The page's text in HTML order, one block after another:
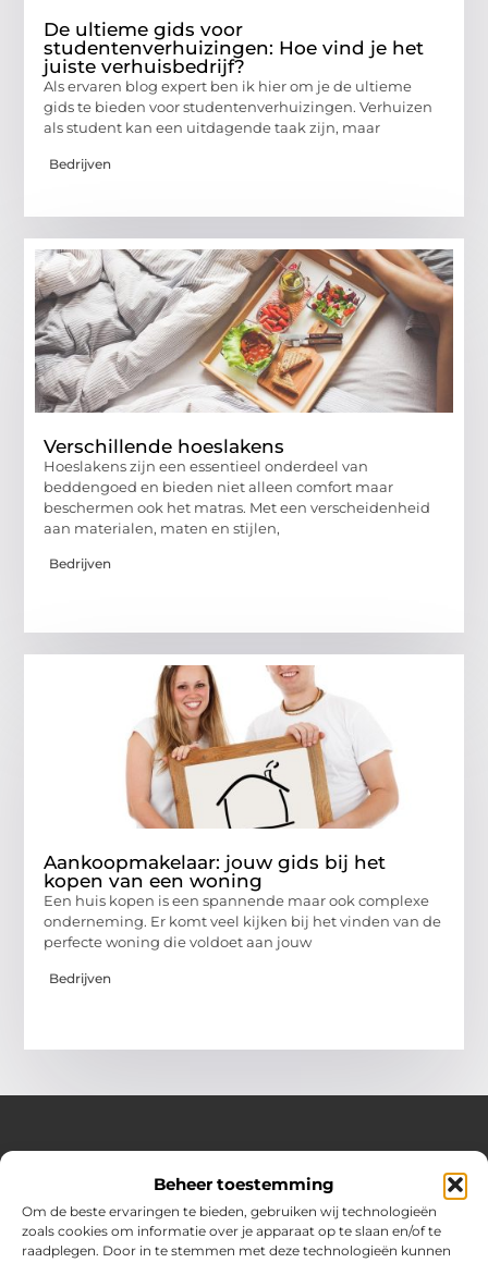
Beheer toestemming
Om de beste ervaringen te bieden, gebruiken wij technologieën
zoals cookies om informatie over je apparaat op te slaan en/of te
raadplegen. Door in te stemmen met deze technologieën kunnen
De ultieme gids voor
studentenverhuizingen: Hoe vind je het
juiste verhuisbedrijf?
Als ervaren blog expert ben ik hier om je de ultieme
gids te bieden voor studentenverhuizingen. Verhuizen
als student kan een uitdagende taak zijn, maar
Bedrijven
Verschillende hoeslakens
Hoeslakens zijn een essentieel onderdeel van
beddengoed en bieden niet alleen comfort maar
beschermen ook het matras. Met een verscheidenheid
aan materialen, maten en stijlen,
Bedrijven
Aankoopmakelaar: jouw gids bij het
kopen van een woning
Een huis kopen is een spannende maar ook complexe
onderneming. Er komt veel kijken bij het vinden van de
perfecte woning die voldoet aan jouw
Bedrijven
Over Huizenplan
Jouw gids voor wooninspiratie en praktische tips
Ontdek een uitgebreide verzameling blogs en artikelen
boordevol handige adviezen en verrassende inzichten om